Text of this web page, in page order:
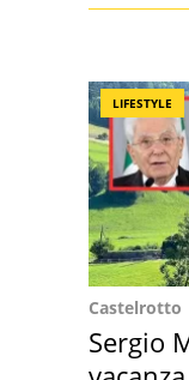
LIFESTYLE
Castelrotto
Sergio